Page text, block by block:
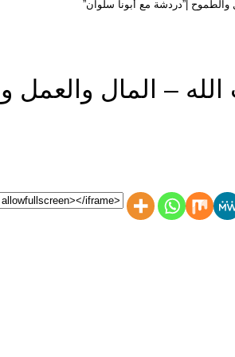
|”دردشة مع أبونا سلوان”
– المال والعمل